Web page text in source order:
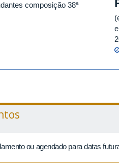
composição 38ª
ou agendado para datas